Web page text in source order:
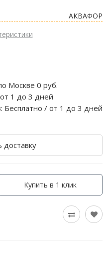
АКВАФОР
Москве 0 руб.
от 1 до 3 дней
Бесплатно / от 1 до 3 дней
доставку
Купить в 1 клик